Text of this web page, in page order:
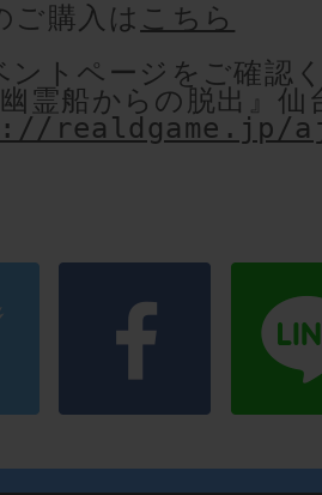
ご購入は こちら
ントページをご確認
霊船からの脱出』仙
realdgame.jp/